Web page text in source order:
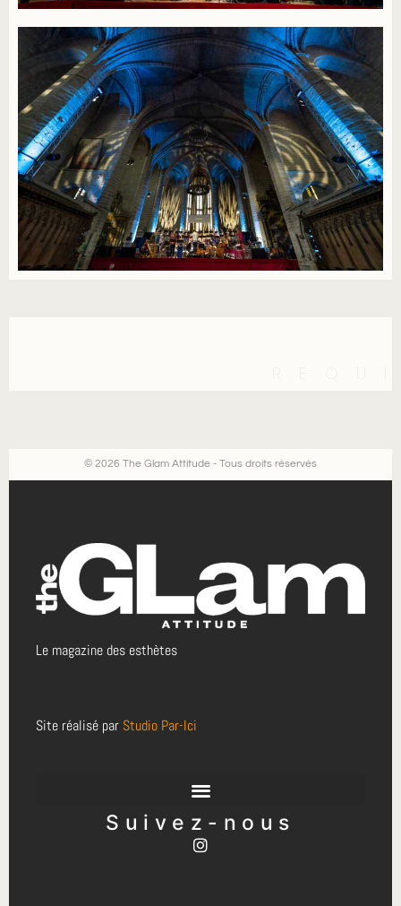
© 2026 The Glam Attitude - Tous droits réservés
Le magazine des esthètes
Site réalisé par Studio Par-Ici
Suivez-nous